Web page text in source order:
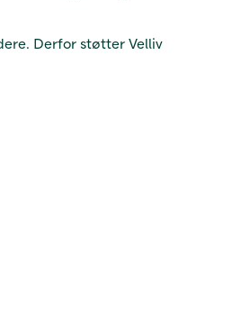
Derfor støtter Velliv